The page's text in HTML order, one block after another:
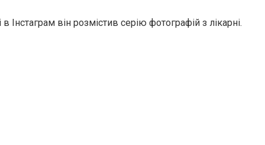
в Інстаграм він розмістив серію фотографій з лікарні.